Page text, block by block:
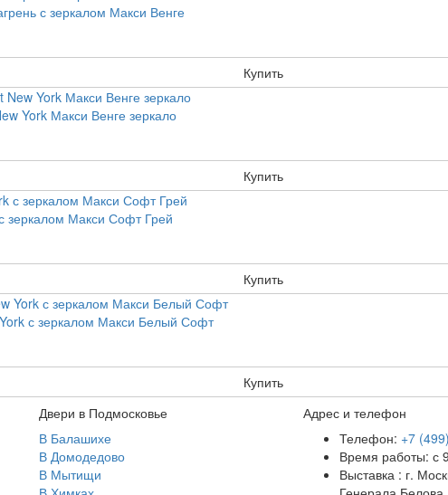
с зеркалом Макси Венге
Купить
York Макси Венге зеркало
Купить
зеркалом Макси Софт Грей
Купить
с зеркалом Макси Белый Софт
Купить
Двери в Подмосковье
В Балашихе
В Домодедово
В Мытищи
Адрес и телефон
Телефон: +7
Время работы: с
Выставка : г.